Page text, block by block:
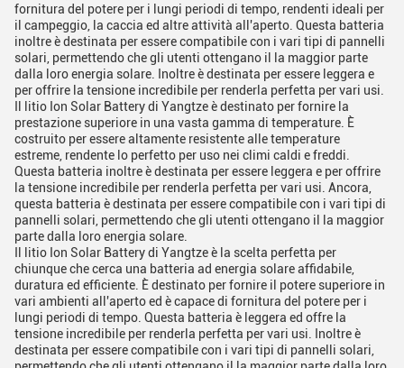
fornitura del potere per i lungi periodi di tempo, rendenti ideali per
il campeggio, la caccia ed altre attività all'aperto. Questa batteria
inoltre è destinata per essere compatibile con i vari tipi di pannelli
solari, permettendo che gli utenti ottengano il la maggior parte
dalla loro energia solare. Inoltre è destinata per essere leggera e
per offrire la tensione incredibile per renderla perfetta per vari usi.
Il litio Ion Solar Battery di Yangtze è destinato per fornire la
prestazione superiore in una vasta gamma di temperature. È
costruito per essere altamente resistente alle temperature
estreme, rendente lo perfetto per uso nei climi caldi e freddi.
Questa batteria inoltre è destinata per essere leggera e per offrire
la tensione incredibile per renderla perfetta per vari usi. Ancora,
questa batteria è destinata per essere compatibile con i vari tipi di
pannelli solari, permettendo che gli utenti ottengano il la maggior
parte dalla loro energia solare.
Il litio Ion Solar Battery di Yangtze è la scelta perfetta per
chiunque che cerca una batteria ad energia solare affidabile,
duratura ed efficiente. È destinato per fornire il potere superiore in
vari ambienti all'aperto ed è capace di fornitura del potere per i
lungi periodi di tempo. Questa batteria è leggera ed offre la
tensione incredibile per renderla perfetta per vari usi. Inoltre è
destinata per essere compatibile con i vari tipi di pannelli solari,